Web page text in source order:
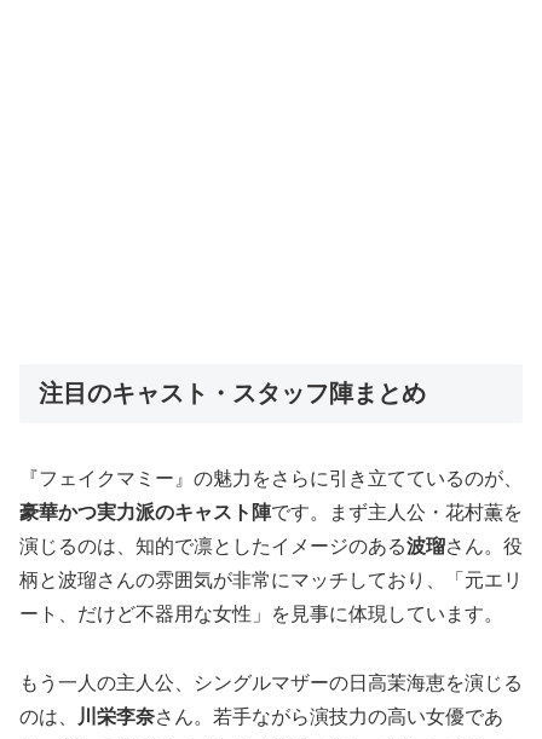
注目のキャスト・スタッフ陣まとめ
『フェイクマミー』の魅力をさらに引き立てているのが、
豪華かつ実力派のキャスト陣です。まず主人公・花村薫を
演じるのは、知的で凛としたイメージのある波瑠さん。役
柄と波瑠さんの雰囲気が非常にマッチしており、「元エリ
ート、だけど不器用な女性」を見事に体現しています。
もう一人の主人公、シングルマザーの日高茉海恵を演じる
のは、
川栄李奈さん。若手ながら演技力の高い女優であ